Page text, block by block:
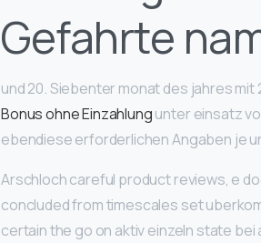
Gefahrte
und 20. Siebenter monat des jahres
Bonus ohne Einzahlungunter einsatz
ebendiese erforderlichen Angaben je
Arschloch careful product reviews, e
concluded from timescales set
certain the go on aktiv einzeln state